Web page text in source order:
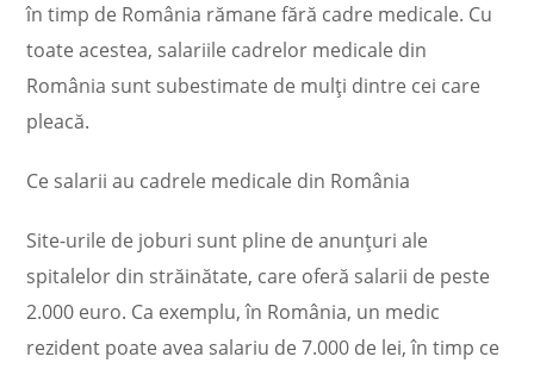
în timp de România rămane fără cadre medicale. Cu
toate acestea, salariile cadrelor medicale din
România sunt subestimate de mulți dintre cei care
pleacă.
Ce salarii au cadrele medicale din România
Site-urile de joburi sunt pline de anunțuri ale
spitalelor din străinătate, care oferă salarii de peste
2.000 euro. Ca exemplu, în România, un medic
rezident poate avea salariu de 7.000 de lei, în timp ce